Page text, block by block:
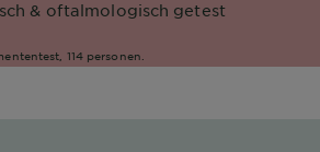
& oftalmologisch getest
114 personen.